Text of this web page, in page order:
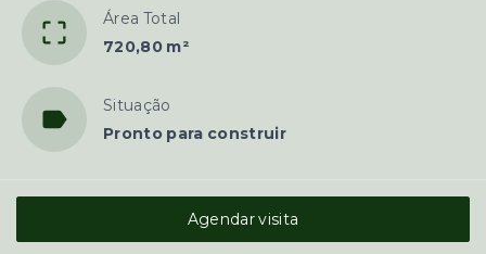
Área Total
720,80 m²
Situação
Pronto para construir
Agendar visita